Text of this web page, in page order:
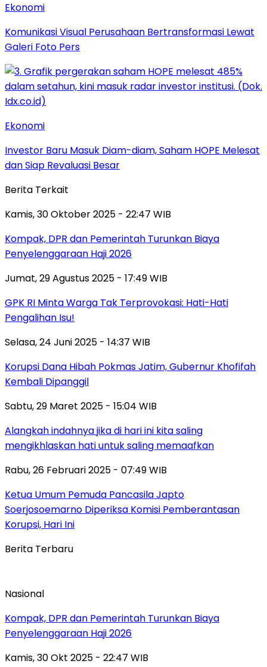
Ekonomi
Komunikasi Visual Perusahaan Bertransformasi Lewat
Galeri Foto Pers
Ekonomi
Investor Baru Masuk Diam-diam, Saham HOPE Melesat
dan Siap Revaluasi Besar
Berita Terkait
Kamis, 30 Oktober 2025 - 22:47 WIB
Kompak, DPR dan Pemerintah Turunkan Biaya
Penyelenggaraan Haji 2026
Jumat, 29 Agustus 2025 - 17:49 WIB
GPK RI Minta Warga Tak Terprovokasi: Hati-Hati
Pengalihan Isu!
Selasa, 24 Juni 2025 - 14:37 WIB
Korupsi Dana Hibah Pokmas Jatim, Gubernur Khofifah
Kembali Dipanggil
Sabtu, 29 Maret 2025 - 15:04 WIB
Alangkah indahnya jika di hari ini kita saling
mengikhlaskan hati untuk saling memaafkan
Rabu, 26 Februari 2025 - 07:49 WIB
Ketua Umum Pemuda Pancasila Japto
Soerjosoemarno Diperiksa Komisi Pemberantasan
Korupsi, Hari Ini
Berita Terbaru
Nasional
Kompak, DPR dan Pemerintah Turunkan Biaya
Penyelenggaraan Haji 2026
Kamis, 30 Okt 2025 - 22:47 WIB